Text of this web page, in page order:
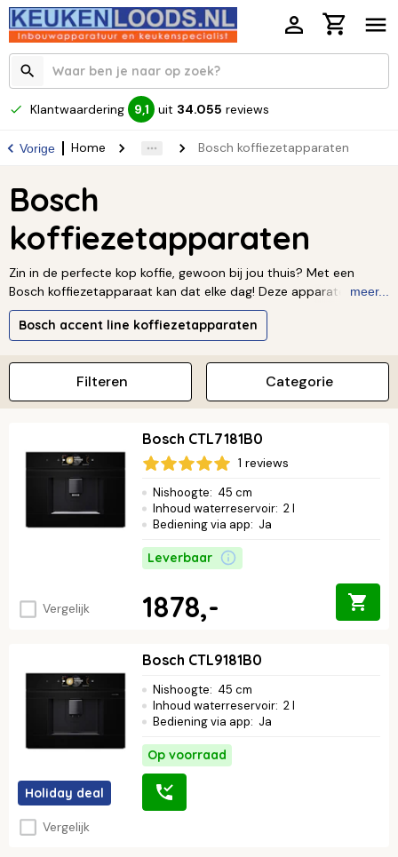
Klantwaardering 9,1 uit 34.055 reviews
Vorige Home Bosch koffiezetapparaten
Bosch
koffiezetapparaten
Zin in de perfecte kop koffie, gewoon bij jou thuis? Met een
Bosch koffiezetapparaat kan dat elke dag! Deze apparaten zijn
niet alleen een stijlvolle toevoeging aan je keuken, ze zetten ook
nog eens koffie precies zoals jij het wilt. Benieuwd naar het
Keukenloods en maak van elk koffiemoment iets bijzonders.
meer...
Bosch accent line koffiezetapparaten
Categorie
Filteren
Vergelijk
Bosch CTL7181B0
1 reviews
Nishoogte: 45 cm
Inhoud waterreservoir: 2 l
Bediening via app: Ja
Leverbaar
1878,-
Holiday deal
Vergelijk
Bosch CTL9181B0
Nishoogte: 45 cm
Inhoud waterreservoir: 2 l
Bediening via app: Ja
Op voorraad